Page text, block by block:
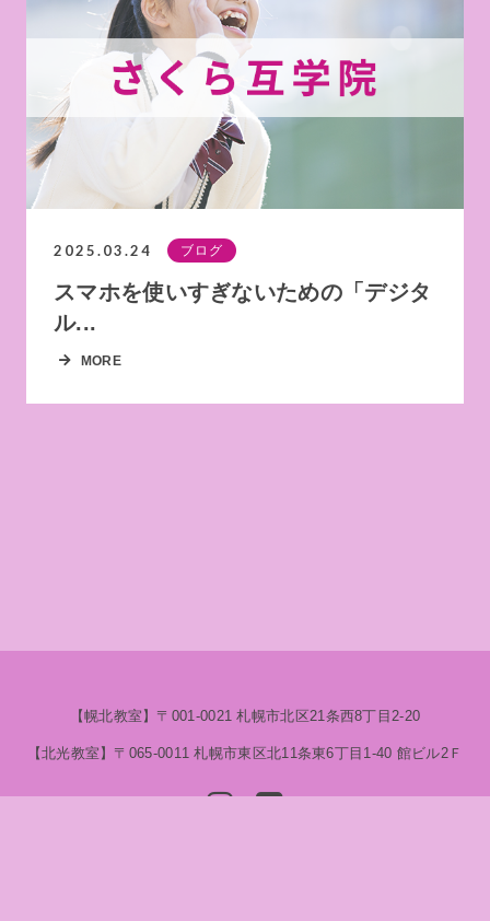
2025.03.24 ブログ
スマホを使いすぎないための「デジタ
ル...
MORE
【幌北教室】​〒001-0021 札幌市北区21条西8丁目2-20
【北光教室】〒065-0011 札幌市東区北11条東6丁目1-40 ​館ビル2Ｆ